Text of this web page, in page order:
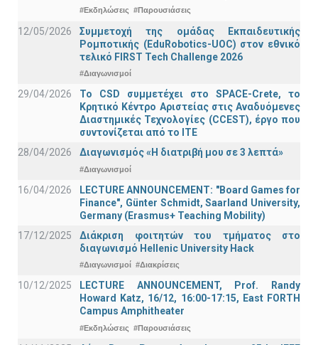
#Εκδηλώσεις #Παρουσιάσεις
12/05/2026
Συμμετοχή της ομάδας Εκπαιδευτικής
Ρομποτικής (EduRobotics-UOC) στον εθνικό
τελικό FIRST Tech Challenge 2026
#Διαγωνισμοί
29/04/2026
Το CSD συμμετέχει στο SPACE-Crete, το
Κρητικό Κέντρο Αριστείας στις Αναδυόμενες
Διαστημικές Τεχνολογίες (CCEST), έργο που
συντονίζεται από το ΙΤΕ
28/04/2026
Διαγωνισμός «Η διατριβή μου σε 3 λεπτά»
#Διαγωνισμοί
16/04/2026
LECTURE ANNOUNCEMENT: "Board Games for
Finance", Günter Schmidt, Saarland University,
Germany (Erasmus+ Teaching Mobility)
17/12/2025
Διάκριση φοιτητών του τμήματος στο
διαγωνισμό Hellenic University Hack
#Διαγωνισμοί #Διακρίσεις
10/12/2025
LECTURE ANNOUNCEMENT, Prof. Randy
Howard Katz, 16/12, 16:00-17:15, East FORTH
Campus Amphitheater
#Εκδηλώσεις #Παρουσιάσεις